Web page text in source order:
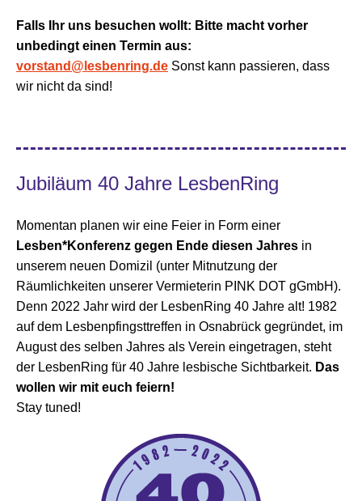
Falls Ihr uns besuchen wollt: Bitte macht vorher
unbedingt einen Termin aus:
vorstand@lesbenring.de Sonst kann passieren, dass
wir nicht da sind!
Jubiläum 40 Jahre LesbenRing
Momentan planen wir eine Feier in Form einer
Lesben*Konferenz gegen Ende diesen Jahres in
unserem neuen Domizil (unter Mitnutzung der
Räumlichkeiten unserer Vermieterin PINK DOT gGmbH).
Denn 2022 Jahr wird der LesbenRing 40 Jahre alt! 1982
auf dem Lesbenpfingsttreffen in Osnabrück gegründet, im
August des selben Jahres als Verein eingetragen, steht
der LesbenRing für 40 Jahre lesbische Sichtbarkeit. Das
wollen wir mit euch feiern!
Stay tuned!